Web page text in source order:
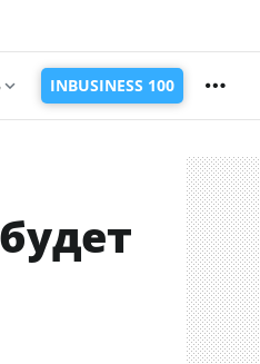
INBUSINESS 100